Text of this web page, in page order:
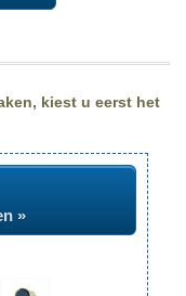
kiest u eerst het
»